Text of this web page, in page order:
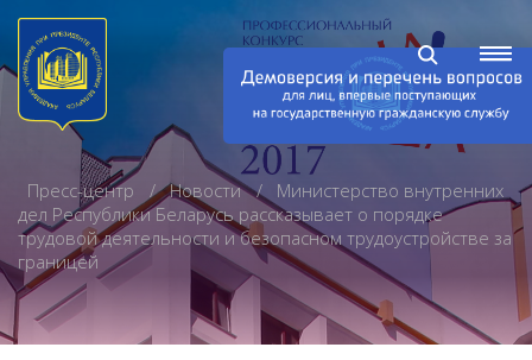
Пресс-центр Новости
Министерство внутренних
дел Республики Беларусь рассказывает о порядке
трудовой деятельности и безопасном трудоустройстве за
границей